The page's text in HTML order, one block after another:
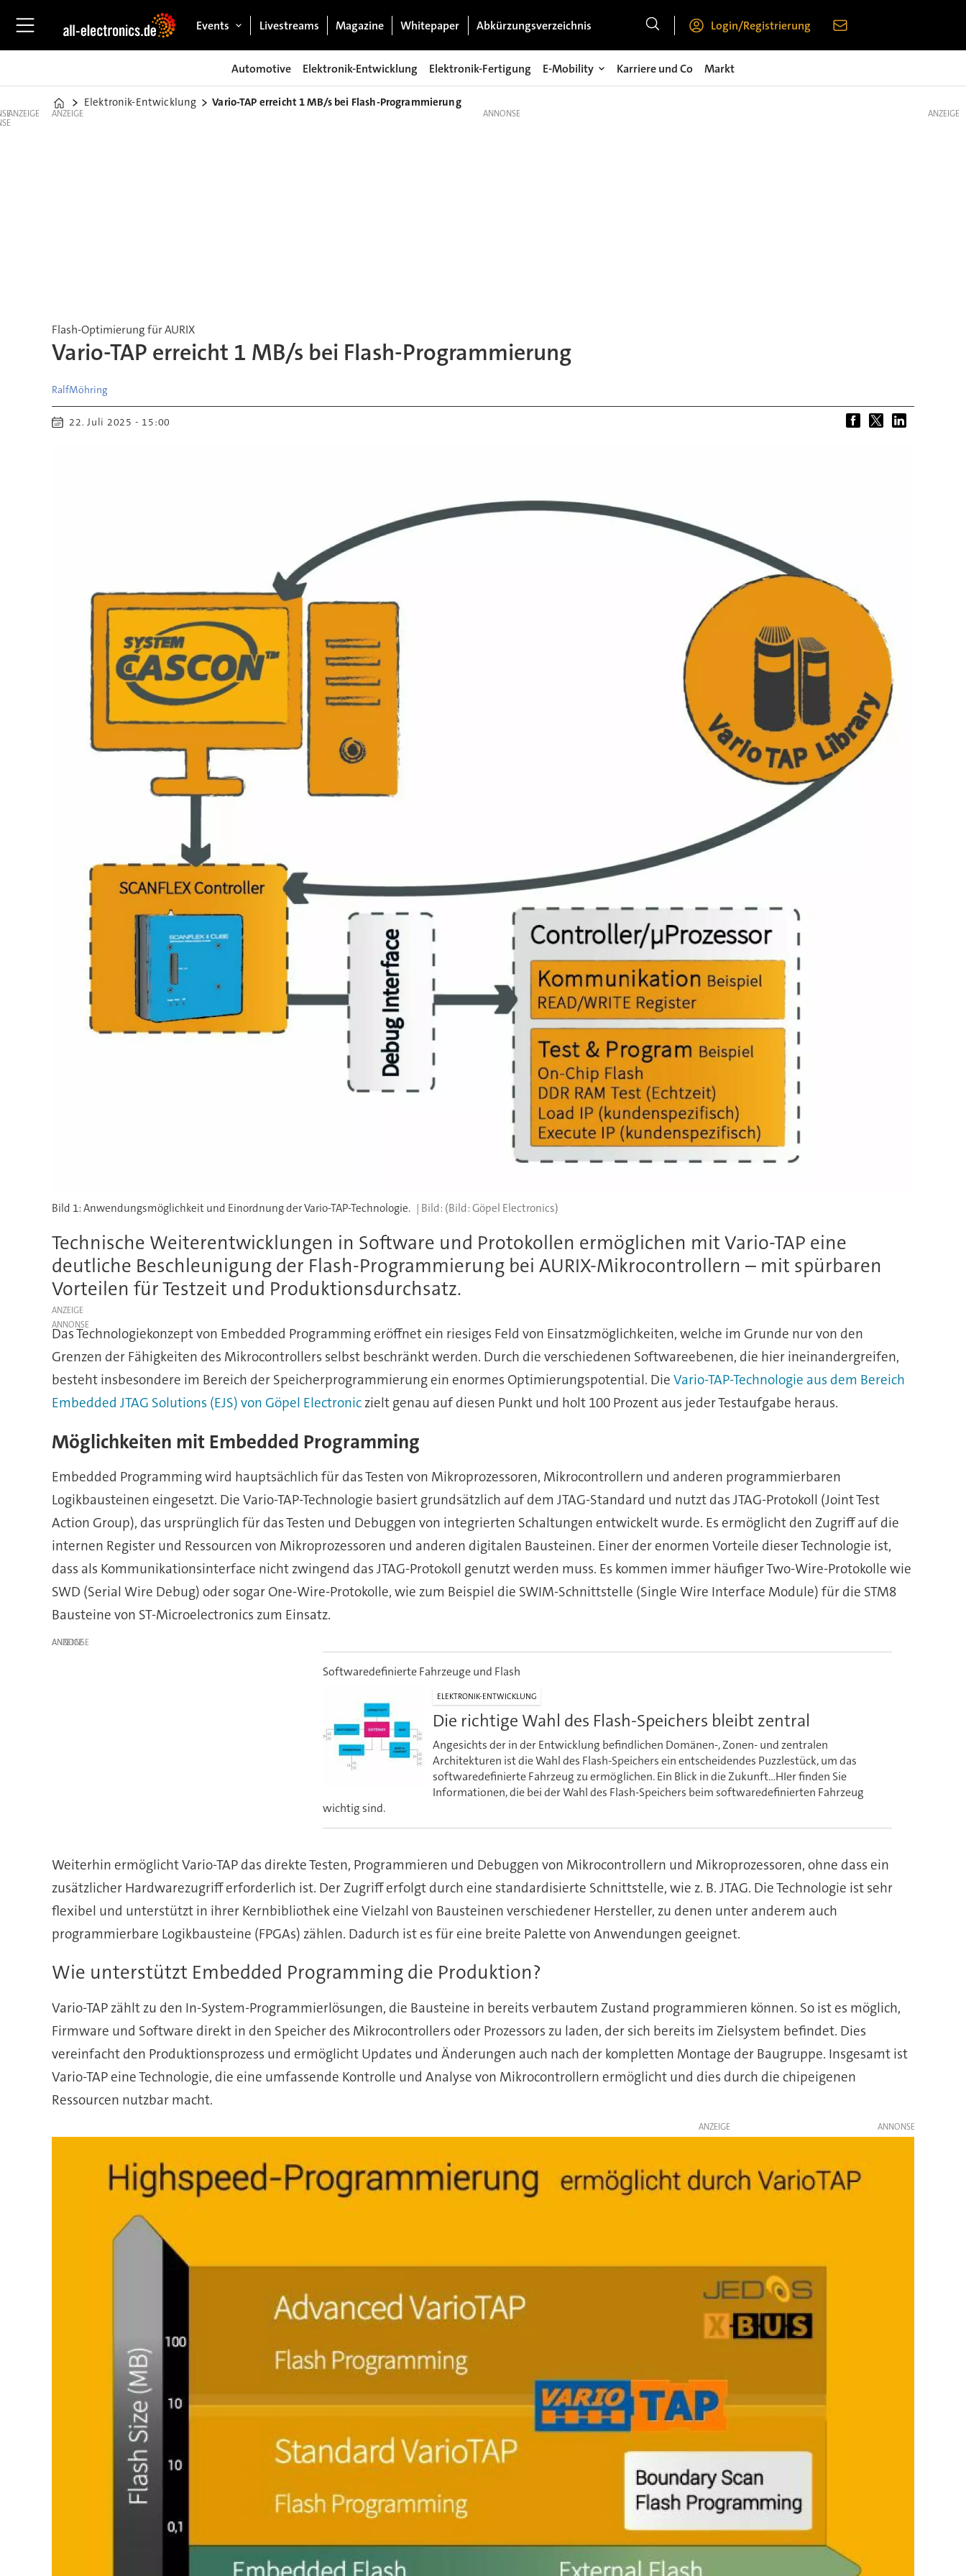
Events Livestreams Magazine Whitepaper Abkürzungsverzeichnis Login/Registrierung
Automotive Elektronik-Entwicklung Elektronik-Fertigung E-Mobility Karriere und Co Markt
Home
Elektronik-Entwicklung Vario-TAP erreicht 1 MB/s bei Flash-Programmierung
ANZEIGE ANZEIGE
Flash-Optimierung für AURIX
Vario-TAP erreicht 1 MB/s bei Flash-Programmierung
RalfMöhring
22. Juli 2025 - 15:00
Bild 1: Anwendungsmöglichkeit und Einordnung der Vario-TAP-Technologie. (Bild: Göpel Electronics)
Technische Weiterentwicklungen in Software und Protokollen ermöglichen mit Vario-TAP eine
deutliche Beschleunigung der Flash-Programmierung bei AURIX-Mikrocontrollern – mit spürbaren
Vorteilen für Testzeit und Produktionsdurchsatz.
ANZEIGE
Das Technologiekonzept von Embedded Programming eröffnet ein riesiges Feld von Einsatzmöglichkeiten, welche im Grunde nur von den
Grenzen der Fähigkeiten des Mikrocontrollers selbst beschränkt werden. Durch die verschiedenen Softwareebenen, die hier ineinandergreifen,
besteht insbesondere im Bereich der Speicherprogrammierung ein enormes Optimierungspotential. Die Vario-TAP-Technologie aus dem Bereich
Embedded JTAG Solutions (EJS) von Göpel Electroniczielt genau auf diesen Punkt und holt 100 Prozent aus jeder Testaufgabe heraus.
Möglichkeiten mit Embedded Programming
Embedded Programming wird hauptsächlich für das Testen von Mikroprozessoren, Mikrocontrollern und anderen programmierbaren
Logikbausteinen eingesetzt. Die Vario-TAP-Technologie basiert grundsätzlich auf dem JTAG-Standard und nutzt das JTAG-Protokoll (Joint Test
Action Group), das ursprünglich für das Testen und Debuggen von integrierten Schaltungen entwickelt wurde. Es ermöglicht den Zugriff auf die
internen Register und Ressourcen von Mikroprozessoren und anderen digitalen Bausteinen. Einer der enormen Vorteile dieser Technologie ist,
dass als Kommunikationsinterface nicht zwingend das JTAG-Protokoll genutzt werden muss. Es kommen immer häufiger Two-Wire-Protokolle wie
SWD (Serial Wire Debug) oder sogar One-Wire-Protokolle, wie zum Beispiel die SWIM-Schnittstelle (Single Wire Interface Module) für die STM8
Bausteine von ST-Microelectronics zum Einsatz.
ANZEIGE
Softwaredefinierte Fahrzeuge und Flash
ELEKTRONIK-ENTWICKLUNG
Die richtige Wahl des Flash-Speichers bleibt zentral
Angesichts der in der Entwicklung befindlichen Domänen-, Zonen- und zentralen
Architekturen ist die Wahl des Flash-Speichers ein entscheidendes Puzzlestück, um das
softwaredefinierte Fahrzeug zu ermöglichen. Ein Blick in die Zukunft...HIer finden Sie
Informationen, die bei der Wahl des Flash-Speichers beim softwaredefinierten Fahrzeug
wichtig sind.
Weiterhin ermöglicht Vario-TAP das direkte Testen, Programmieren und Debuggen von Mikrocontrollern und Mikroprozessoren, ohne dass ein
zusätzlicher Hardwarezugriff erforderlich ist. Der Zugriff erfolgt durch eine standardisierte Schnittstelle, wie z. B. JTAG. Die Technologie ist sehr
flexibel und unterstützt in ihrer Kernbibliothek eine Vielzahl von Bausteinen verschiedener Hersteller, zu denen unter anderem auch
programmierbare Logikbausteine (FPGAs) zählen. Dadurch ist es für eine breite Palette von Anwendungen geeignet.
Wie unterstützt Embedded Programming die Produktion?
Vario-TAP zählt zu den In-System-Programmierlösungen, die Bausteine in bereits verbautem Zustand programmieren können. So ist es möglich,
Firmware und Software direkt in den Speicher des Mikrocontrollers oder Prozessors zu laden, der sich bereits im Zielsystem befindet. Dies
vereinfacht den Produktionsprozess und ermöglicht Updates und Änderungen auch nach der kompletten Montage der Baugruppe. Insgesamt ist
Vario-TAP eine Technologie, die eine umfassende Kontrolle und Analyse von Mikrocontrollern ermöglicht und dies durch die chipeigenen
Ressourcen nutzbar macht.
ANZEIGE
ANZEIGE